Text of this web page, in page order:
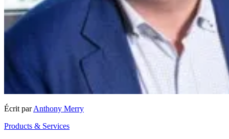
Écrit par Anthony Merry
Products & Services